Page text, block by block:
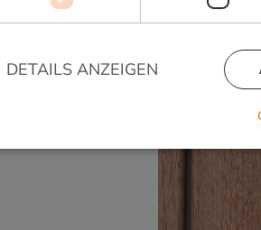
Zurück zur übersicht
DETAILS ANZEIGEN
Unbedingt erforderlich
Unbedingt erforderliche Cookies ermöglichen
Kontoverwaltung. Ohne die unbedingt erforderlichen